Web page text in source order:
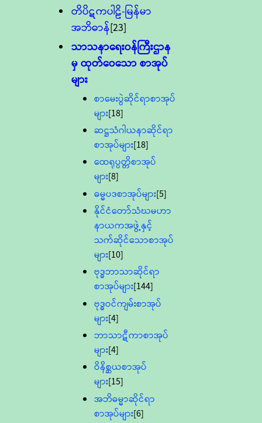
တိပိဋကပါဠိ-မြန်မာ
အဘိဓာန်[23]
သာသနာရေး၀န်ကြီးဌာန
မှ ထုတ်ဝေသော စာအုပ်
များ
စာမေးပွဲဆိုင်ရာစာအုပ်
များ[18]
ဆဋ္ဌသံဂါယနာဆိုင်ရာ
စာအုပ်များ[18]
ထေရုပ္ပတ္တိစာအုပ်
များ[8]
ဓမ္မပဒစာအုပ်များ[5]
နိုင်ငံတော်သံဃမဟာ
နာယကအဖွဲ့နှင့်
သက်ဆိုင်သောစာအုပ်
များ[10]
ဗုဒ္ဓဘာသာဆိုင်ရာ
စာအုပ်များ[144]
ဗုဒ္ဓဝင်ကျမ်းစာအုပ်
များ[4]
ဘာသာဋီကာစာအုပ်
များ[4]
ဝိနိစ္ဆယစာအုပ်
များ[15]
အဘိဓမ္မာဆိုင်ရာ
စာအုပ်များ[6]